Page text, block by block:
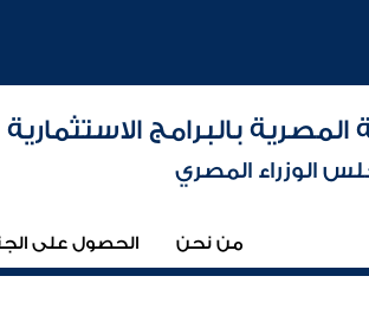
بالبرامج الاستثمارية
الوزراء المصري
من نحن الحصول على